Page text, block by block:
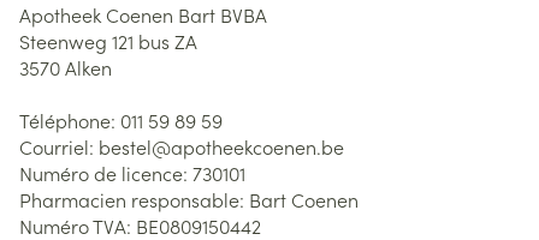
Apotheek Coenen Bart BVBA
Steenweg 121 bus ZA
3570Alken
Téléphone: 011 59 89 59
Courriel: bestel@apotheekcoenen.be
Numéro de licence: 730101
Pharmacien responsable: Bart Coenen
Numéro TVA: BE0809150442